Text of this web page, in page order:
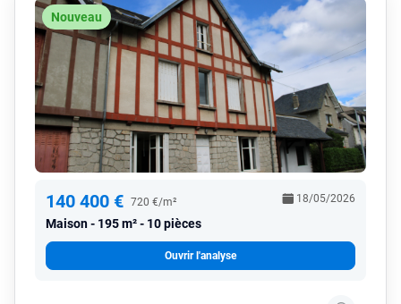
Nouveau
140 400 € 720 €/m²
Maison 195 m² - 10 pièces
18/05/2026
Ouvrir l'analyse